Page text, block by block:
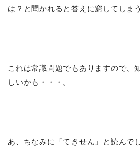
は？と聞かれると答えに窮してしま
これは常識問題でもありますので、
しいかも・・・。
あ、ちなみに「てきせん」と読んで